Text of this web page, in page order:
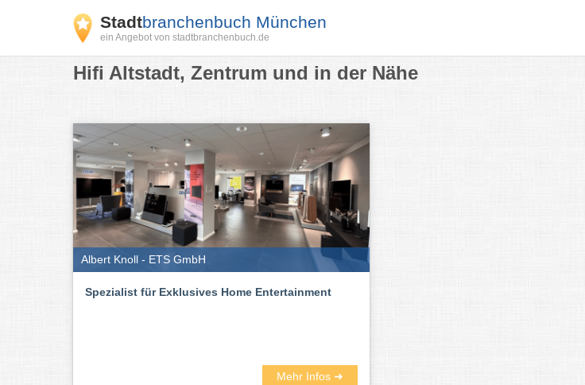
Stadtbranchenbuch München
ein Angebot von stadtbranchenbuch.de
Hifi Altstadt, Zentrum und in der Nähe
Albert Knoll - ETS GmbH
Spezialist für Exklusives Home Entertainment
Mehr Infos ➜